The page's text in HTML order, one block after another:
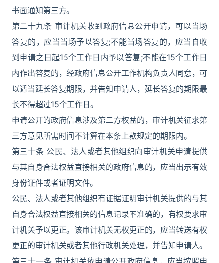
书面通知第三方。
第二十九条 审计机关收到政府信息公开申请，可以当场
答复的，应当当场予以答复;不能当场答复的，应当自收
到申请之日起15个工作日内予以答复;不能在15个工作日
内作出答复的，经政府信息公开工作机构负责人同意，可
以适当延长答复期限，并告知申请人，延长答复的期限最
长不得超过15个工作日。
申请公开的政府信息涉及第三方权益的，审计机关征求第
三方意见所需时间不计算在本条上款规定的期限内。
第三十条 公民、法人或者其他组织向审计机关申请提供
与其自身合法权益直接相关的政府信息的，应当出示有效
身份证件或者证明文件。
公民、法人或者其他组织有证据证明审计机关提供的与其
自身合法权益直接相关的信息记录不准确的，有权要求审
计机关予以更正。该审计机关无权更正的，应当转送有权
更正的审计机关或者其他行政机关处理，并告知申请人。
第三十一条 审计机关依申请公开政府信息，应当按照申